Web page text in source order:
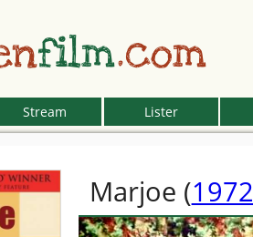
film.com
Stream Lister
Marjoe (1972